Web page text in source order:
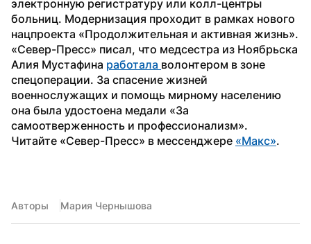
электронную регистратуру или колл-центры
больниц. Модернизация проходит в рамках нового
нацпроекта «Продолжительная и активная жизнь».
«Север-Пресс» писал, что медсестра из Ноябрьска
Алия Мустафина работала волонтером в зоне
спецоперации. За спасение жизней
военнослужащих и помощь мирному населению
она была удостоена медали «За
самоотверженность и профессионализм».
Читайте «Север-Пресс» в мессенджере «Макс».
Авторы Мария Чернышова